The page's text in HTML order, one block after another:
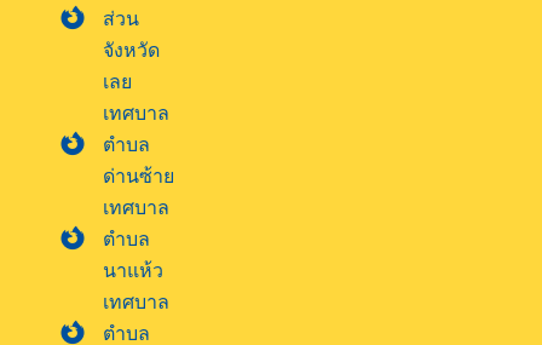
ส่วน
จังหวัด
เลย
เทศบาล
ตำบล
ด่านซ้าย
เทศบาล
ตำบล
นาแห้ว
เทศบาล
ตำบล